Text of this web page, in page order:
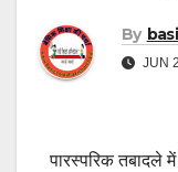
By
JUN
पारस्परिक तबादले